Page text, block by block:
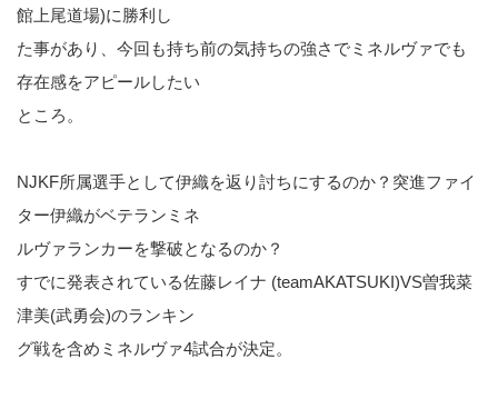
館上尾道場)に勝利し
た事があり、今回も持ち前の気持ちの強さでミネルヴァでも
存在感をアピールしたい
ところ。
NJKF所属選手として伊織を返り討ちにするのか？突進ファイ
ター伊織がベテランミネ
ルヴァランカーを撃破となるのか？
すでに発表されている佐藤レイナ (teamAKATSUKI)VS曽我菜
津美(武勇会)のランキン
グ戦を含めミネルヴァ4試合が決定。